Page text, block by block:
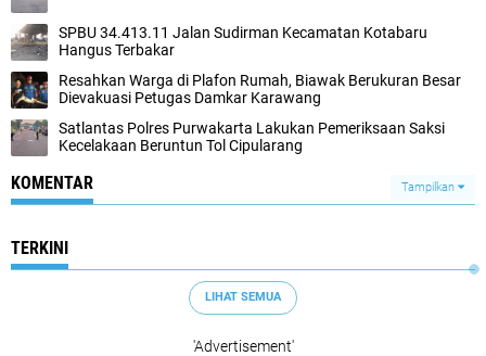
SPBU 34.413.11 Jalan Sudirman Kecamatan Kotabaru
Hangus Terbakar
Resahkan Warga di Plafon Rumah, Biawak Berukuran Besar
Dievakuasi Petugas Damkar Karawang
Satlantas Polres Purwakarta Lakukan Pemeriksaan Saksi
Kecelakaan Beruntun Tol Cipularang
KOMENTAR Tampilkan
TERKINI
LIHAT SEMUA
'Advertisement'